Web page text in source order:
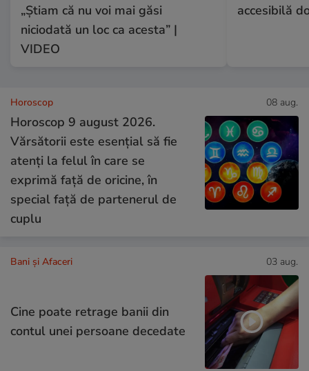
„Știam că nu voi mai găsi
niciodată un loc ca acesta” |
VIDEO
accesibilă
Horoscop 08 aug.
Horoscop 9 august 2026.
Vărsătorii este esențial să fie
atenți la felul în care se
exprimă față de oricine, în
special față de partenerul de
cuplu
Bani și Afaceri 03 aug.
Cine poate retrage banii din
contul unei persoane decedate